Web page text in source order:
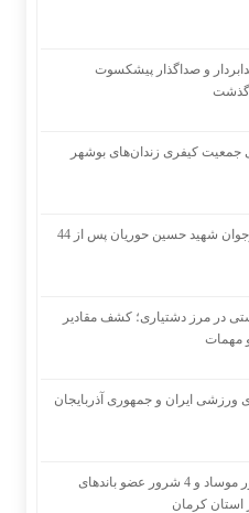
و صداگذار پیشکسوت
شناسایی پیکر نوجوان شهید حسین حوریان پس از 44
در مرز دشتیاری؛ کشف مقادیر
مهمات
ورزشی ایران و جمهوری آذربایجان
بازداشت 21مزدور موساد و 4 شرور عضو باندهای
کرمان